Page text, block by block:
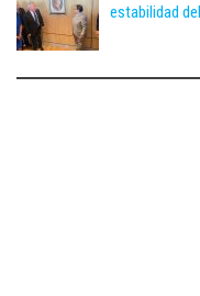
estabilidad